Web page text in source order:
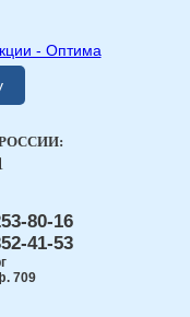
80-16
41-53
709